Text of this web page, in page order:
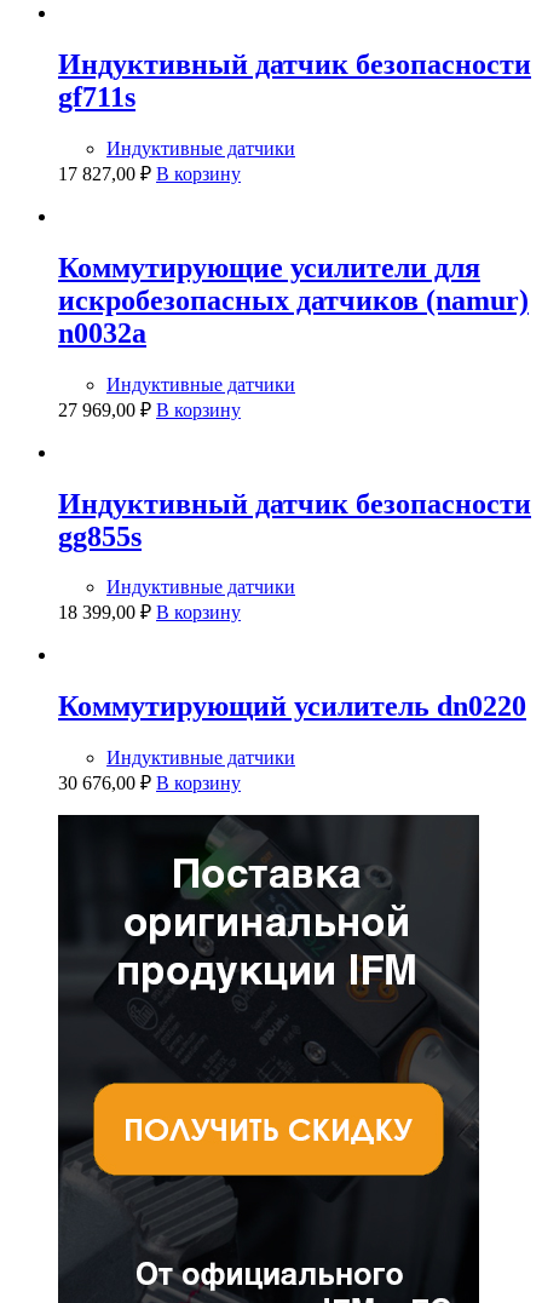
Индуктивный датчик безопасности
gf711s
Индуктивные датчики
17 827,00 ₽ В корзину
Коммутирующие усилители для
искробезопасных датчиков (namur)
n0032a
Индуктивные датчики
27 969,00 ₽ В корзину
Индуктивный датчик безопасности
gg855s
Индуктивные датчики
18 399,00 ₽ В корзину
Коммутирующий усилитель dn0220
Индуктивные датчики
30 676,00 ₽ В корзину